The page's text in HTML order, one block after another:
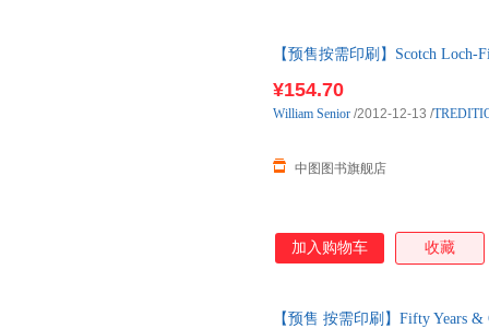
【预售按需印刷】Scotch Loch-
¥154.70
中图图书旗舰店
William Senior /2012-12-13 /
加入购物车 收藏
【预售 按需印刷】Fifty Years &